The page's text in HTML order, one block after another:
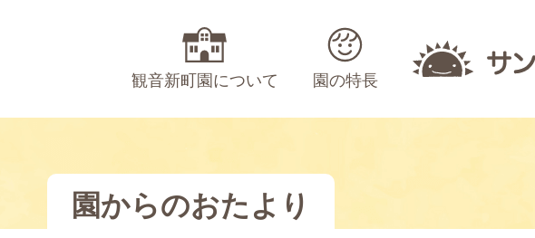
観音新町園について 園の特長
園からのおたより